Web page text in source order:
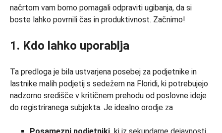
načrtom vam bomo pomagali odpraviti ugibanja, da si
boste lahko povrnili čas in produktivnost. Začnimo!
1. Kdo lahko uporablja
Ta predloga je bila ustvarjena posebej za podjetnike in
lastnike malih podjetij s sedežem na Floridi, ki potrebujejo
nadzorno središče v kritičnem prehodu od poslovne ideje
do registriranega subjekta. Je idealno orodje za